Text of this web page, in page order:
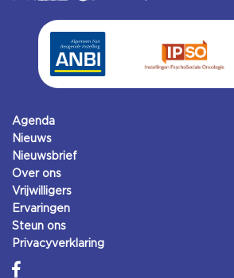
Agenda
Nieuws
Nieuwsbrief
Over ons
Vrijwilligers
Ervaringen
Steun ons
Privacyverklaring